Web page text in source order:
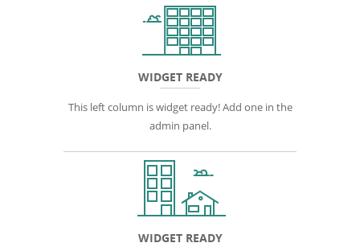
WIDGET READY
This left column is widget ready! Add one in the
admin panel.
WIDGET READY